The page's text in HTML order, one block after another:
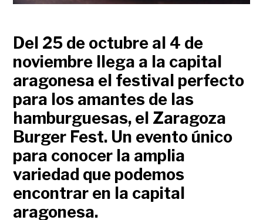
Del 25 de octubre al 4 de
noviembre llega a la capital
aragonesa el festival perfecto
para los amantes de las
hamburguesas, el Zaragoza
Burger Fest. Un evento único
para conocer la amplia
variedad que podemos
encontrar en la capital
aragonesa.